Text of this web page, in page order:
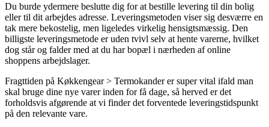
Du burde ydermere beslutte dig for at bestille levering til din bolig
eller til dit arbejdes adresse. Leveringsmetoden viser sig desværre en
tak mere bekostelig, men ligeledes virkelig hensigtsmæssig. Den
billigste leveringsmetode er uden tvivl selv at hente varerne, hvilket
dog står og falder med at du har bopæl i nærheden af online
shoppens arbejdslager.
Fragttiden på Køkkengear > Termokander er super vital ifald man
skal bruge dine nye varer inden for få dage, så herved er det
forholdsvis afgørende at vi finder det forventede leveringstidspunkt
på den relevante vare.